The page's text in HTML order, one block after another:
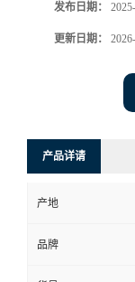
发布日期：
更新日期：
产品详请
产地
品牌